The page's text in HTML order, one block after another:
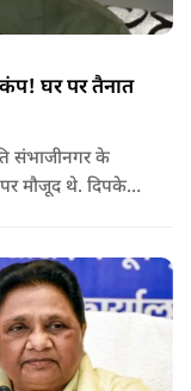
घर पर तैनात
संभाजीनगर के
मौजूद थे. दिपके
हो गई.